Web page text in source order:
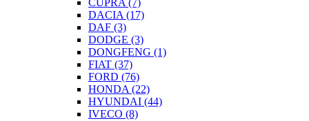
CUPRA (7)
DACIA (17)
DAF (3)
DODGE (3)
DONGFENG (1)
FIAT (37)
FORD (76)
HONDA (22)
HYUNDAI (44)
IVECO (8)